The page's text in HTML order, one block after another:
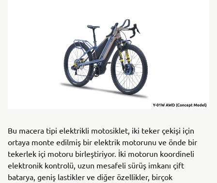
Bu macera tipi elektrikli motosiklet, iki teker çekişi için
ortaya monte edilmiş bir elektrik motorunu ve önde bir
tekerlek içi motoru birleştiriyor. İki motorun koordineli
elektronik kontrolü, uzun mesafeli sürüş imkanı çift
batarya, geniş lastikler ve diğer özellikler, birçok